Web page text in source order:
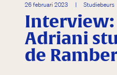
26 februari 2023 | Studiebeurs
Interview:
Adriani
de